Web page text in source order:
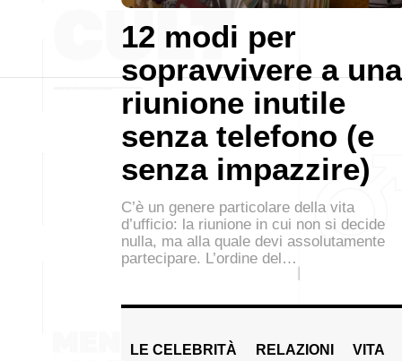
12 modi per
sopravvivere a una
riunione inutile
senza telefono (e
senza impazzire)
C’è un genere particolare della vita
d’ufficio: la riunione in cui non si decide
nulla, ma alla quale devi assolutamente
partecipare. L’ordine del…
LE CELEBRITÀ RELAZIONI
VITA